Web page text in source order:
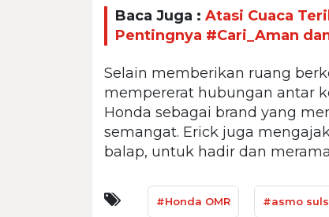
Baca Juga : Atasi Cuaca
Pentingnya #Cari_Aman
Selain memberikan ruang
mempererat hubungan antar
Honda sebagai brand yang
semangat. Erick juga
balap, untuk hadir dan
#Honda OMR #asmo